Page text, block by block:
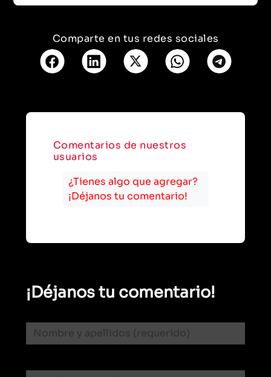
Comparte en tus redes sociales
Comentarios de nuestros
usuarios
¿Tienes algo que agregar?
¡Déjanos tu comentario!
¡Déjanos tu comentario!